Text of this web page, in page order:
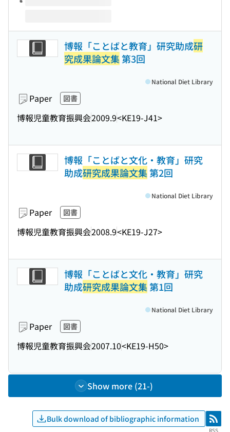
博報「ことばと教育」研究助成研
究成果論文集第3回
Paper 図書
博報児童教育振興会2009.9<KE19-J41>
National Diet Library
博報「ことばと文化・教育」研究
助成研究成果論文集第2回
Paper 図書
博報児童教育振興会2008.9<KE19-J27>
National Diet Library
博報「ことばと文化・教育」研究
助成研究成果論文集第1回
Paper 図書
博報児童教育振興会2007.10<KE19-H50>
National Diet Library
Show more (21-)
Bulk download of bibliographic information RSS
RSS